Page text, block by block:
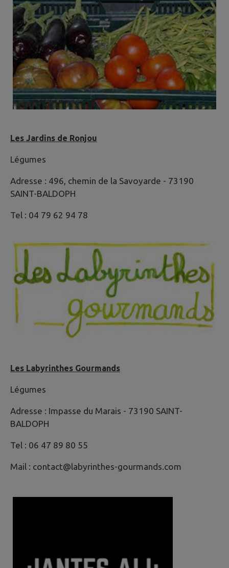
Les Jardins de Ronjou
Légumes
Adresse : 496, chemin de la Savoyarde - 73190
SAINT-BALDOPH
Tel : 04 79 62 94 78
Les Labyrinthes Gourmands
Légumes
Adresse : Impasse du Marais - 73190 SAINT-
BALDOPH
Tel : 06 47 89 80 55
Mail : contact@labyrinthes-gourmands.com